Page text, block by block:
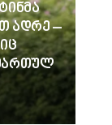
ადრე –